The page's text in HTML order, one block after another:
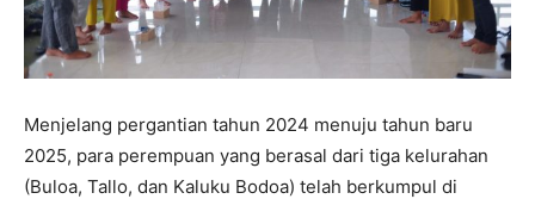
Menjelang pergantian tahun 2024 menuju tahun baru
2025, para perempuan yang berasal dari tiga kelurahan
(Buloa, Tallo, dan Kaluku Bodoa) telah berkumpul di